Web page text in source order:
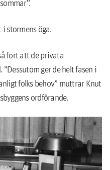
stormens öga.
fort att de privata
ger de helt fasen i
folks behov” muttrar Knut
ordförande.